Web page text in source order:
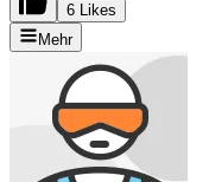
6 Likes
Mehr